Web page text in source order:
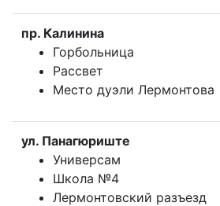
пр. Калинина
Горбольница
Рассвет
Место дуэли Лермонтова
ул. Панагюриште
Универсам
Школа №4
Лермонтовский разъезд